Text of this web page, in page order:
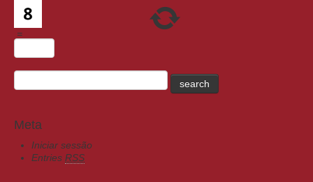
=
Meta
Iniciar sessão
Entries RSS